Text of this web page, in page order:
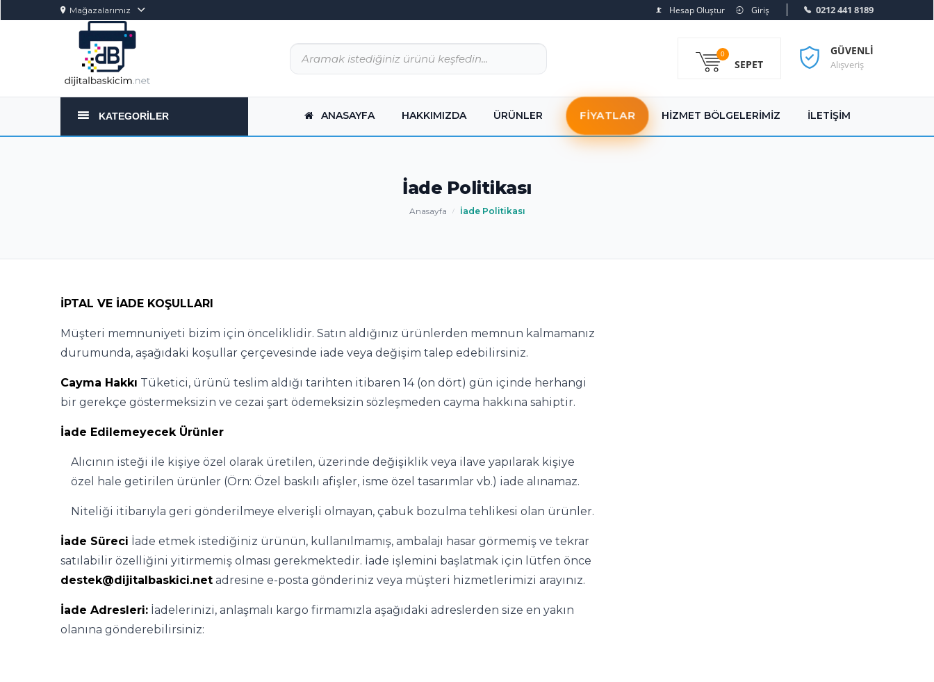
Mağazalarımız Hesap Oluştur Giriş 0212 441 8189
0
SEPET
GÜVENLI
Alışveriş
KATEGORILER ANASAYFA HAKKIMIZDA ÜRÜNLER FIYATLAR HIZMET BÖLGELERIMIZ İLETIŞIM
İade Politikası
Anasayfa / İade Politikası
İPTAL VE İADE KOŞULLARI
Müşteri memnuniyeti bizim için önceliklidir. Satın aldığınız ürünlerden memnun kalmamanız
durumunda, aşağıdaki koşullar çerçevesinde iade veya değişim talep edebilirsiniz.
Cayma Hakkı Tüketici, ürünü teslim aldığı tarihten itibaren 14 (on dört) gün içinde herhangi
bir gerekçe göstermeksizin ve cezai şart ödemeksizin sözleşmeden cayma hakkına sahiptir.
İade Edilemeyecek Ürünler
Alıcının isteği ile kişiye özel olarak üretilen, üzerinde değişiklik veya ilave yapılarak kişiye
özel hale getirilen ürünler (Örn: Özel baskılı afişler, isme özel tasarımlar vb.) iade alınamaz.
Niteliği itibarıyla geri gönderilmeye elverişli olmayan, çabuk bozulma tehlikesi olan ürünler.
İade Süreci İade etmek istediğiniz ürünün, kullanılmamış, ambalajı hasar görmemiş ve tekrar
satılabilir özelliğini yitirmemiş olması gerekmektedir. İade işlemini başlatmak için lütfen önce
destek@dijitalbaskici.net adresine e-posta gönderiniz veya müşteri hizmetlerimizi arayınız.
İade Adresleri: İadelerinizi, anlaşmalı kargo firmamızla aşağıdaki adreslerden size en yakın
olanına gönderebilirsiniz: